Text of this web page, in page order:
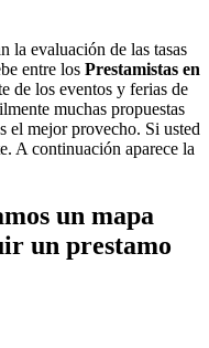
la evaluación de las tasas
entre los Prestamistas en
de los eventos y ferias de
muchas propuestas
el mejor provecho. Si usted
A continuación aparece la
un mapa
un prestamo